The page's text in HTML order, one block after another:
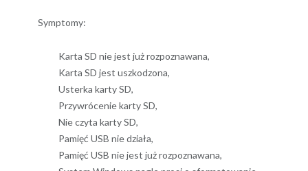
Symptomy:
Karta SD nie jest już rozpoznawana,
Karta SD jest uszkodzona,
Usterka karty SD,
Przywrócenie karty SD,
Nie czyta karty SD,
Pamięć USB nie działa,
Pamięć USB nie jest już rozpoznawana,